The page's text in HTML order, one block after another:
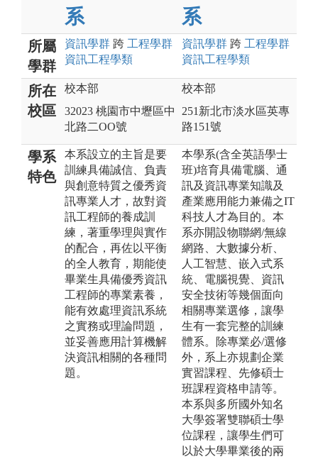
系
系
所屬
學群
資訊學群 跨 工程學群
資訊工程學類
資訊學群 跨 工程學群
資訊工程學類
所在
校區
校本部
32023 桃園市中壢區中
北路二OO號
校本部
251新北市淡水區英專
路151號
學系
特色
本系設立的主旨是要
訓練具備誠信、負責
與創意特質之優秀資
訊專業人才，故對資
訊工程師的養成訓
練，著重學理與實作
的配合，再佐以平衡
的全人教育，期能使
畢業生具備優秀資訊
工程師的專業素養，
能有效處理資訊系統
之實務或理論問題，
並妥善應用計算機解
決資訊相關的各種問
題。
本學系(含全英語學士
班)培育具備電腦、通
訊及資訊專業知識及
產業應用能力兼備之IT
科技人才為目的。本
系亦開設物聯網/無線
網路、大數據分析、
人工智慧、嵌入式系
統、電腦視覺、資訊
安全技術等幾個面向
相關專業選修，讓學
生有一套完整的訓練
體系。除專業必/選修
外，系上亦規劃企業
實習課程、先修碩士
班課程資格申請等。
本系與多所國外知名
大學簽署雙聯碩士學
位課程，讓學生們可
以於大學畢業後的兩